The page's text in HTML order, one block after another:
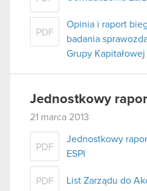
PDF
Opinia i raport
badania
Grupy Kapitałowej
Jednostkowy
21 marca 2013
PDF
Jednostkowy
ESPI
PDF List Zarządu do